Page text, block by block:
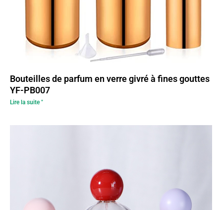
Bouteilles de parfum en verre givré à fines gouttes
YF-PB007
Lire la suite "